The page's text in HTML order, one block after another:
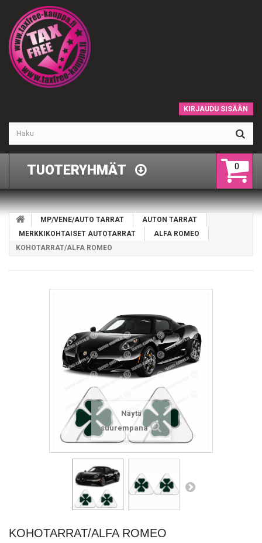
KIRJAUDU SISÄÄN
0
TUOTERYHMÄT
MP/VENE/AUTO TARRAT
AUTON TARRAT
MERKKIKOHTAISET AUTOTARRAT
ALFA ROMEO
KOHOTARRAT/ALFA ROMEO
Näytä
suurempana
KOHOTARRAT/ALFA ROMEO